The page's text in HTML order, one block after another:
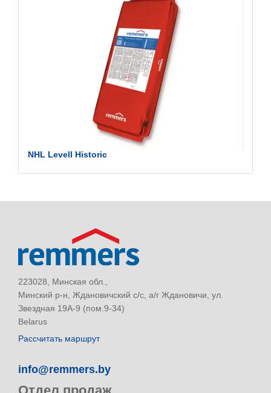
NHL Levell Historic
223028, Минская обл.,
Минский р-н, Ждановичский с/с, а/г Ждановичи, ул.
Звездная 19А-9 (пом.9-34)
Belarus
Рассчитать маршрут
info@remmers.by